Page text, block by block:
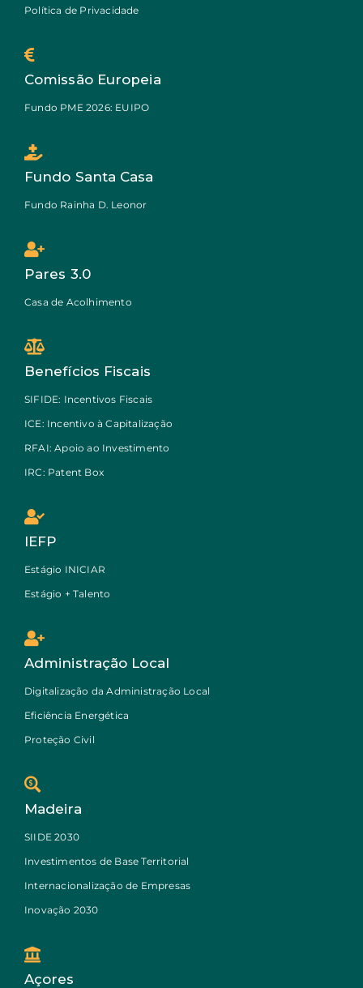
Política de Privacidade
Comissão Europeia
Fundo PME 2026: EUIPO
Fundo Santa Casa
Fundo Rainha D. Leonor
Pares 3.0
Casa de Acolhimento
Benefícios Fiscais
SIFIDE: Incentivos Fiscais
ICE: Incentivo à Capitalização
RFAI: Apoio ao Investimento
IRC: Patent Box
IEFP
Estágio INICIAR
Estágio + Talento
Administração Local
Digitalização da Administração Local
Eficiência Energética
Proteção Civil
Madeira
SIIDE 2030
Investimentos de Base Territorial
Internacionalização de Empresas
Inovação 2030
Açores